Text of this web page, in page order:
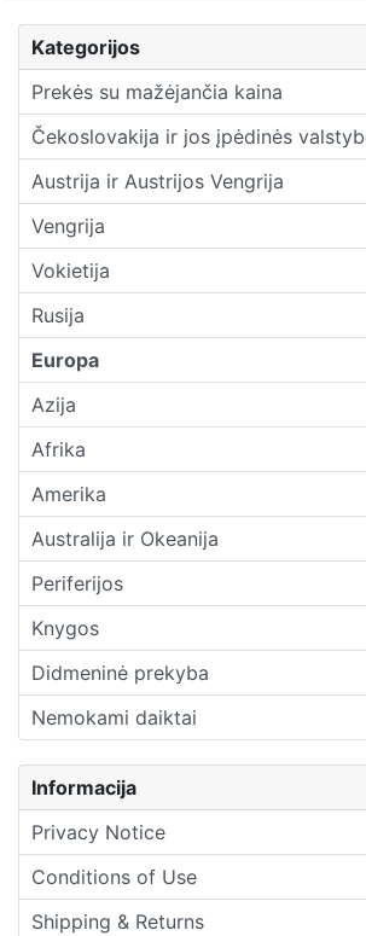
Kategorijos
Prekės su mažėjančia kaina
Čekoslovakija ir jos įpėdinės
Austrija ir Austrijos Vengrija
Vengrija
Vokietija
Rusija
Europa
Azija
Afrika
Amerika
Australija ir Okeanija
Periferijos
Knygos
Didmeninė prekyba
Nemokami daiktai
Informacija
Privacy Notice
Conditions of Use
Shipping & Returns